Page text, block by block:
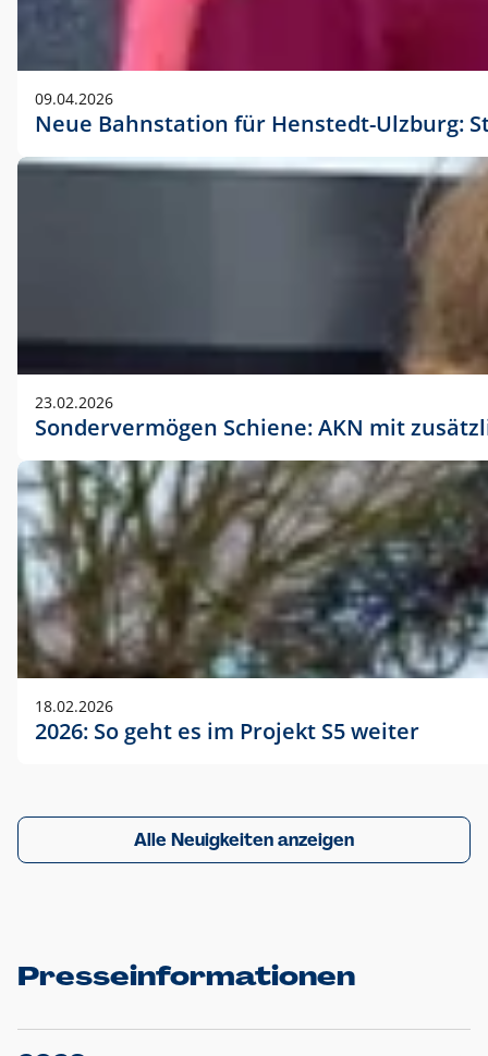
09.04.2026
Neue Bahnstation für Henstedt-Ulzburg:
23.02.2026
Sondervermögen Schiene: AKN mit
18.02.2026
2026: So geht es im Projekt S5 weiter
Alle Neuigkeiten anzeigen
Presseinformationen